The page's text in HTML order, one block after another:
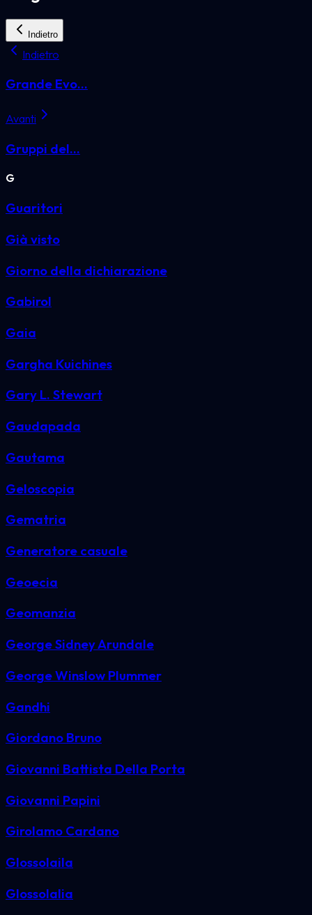
Indietro
Indietro
Grande Evo...
Avanti
Gruppi del...
G
Guaritori
Già visto
Giorno della dichiarazione
Gabirol
Gaia
Gargha Kuichines
Gary L. Stewart
Gaudapada
Gautama
Geloscopia
Gematria
Generatore casuale
Geoecia
Geomanzia
George Sidney Arundale
George Winslow Plummer
Gandhi
Giordano Bruno
Giovanni Battista Della Porta
Giovanni Papini
Girolamo Cardano
Glossolaila
Glossolalia